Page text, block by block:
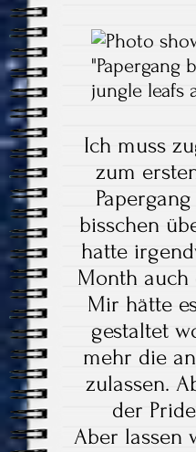
Ich muss
zum
bisschen
hatte
Month auch
Mir hätte
gestaltet
mehr die
zulassen.
der
Aber lassen